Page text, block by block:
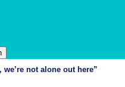
not alone out here”